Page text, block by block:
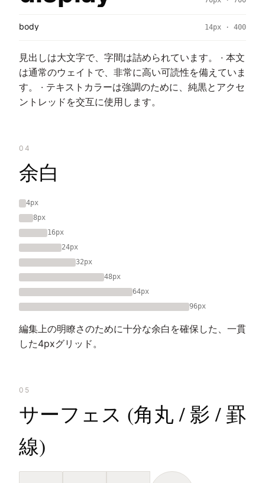
body 14px · 400
見出しは大文字で、字間は詰められています。 · 本文
は通常のウェイトで、非常に高い可読性を備えていま
す。 · テキストカラーは強調のために、純黒とアクセ
ントレッドを交互に使用します。
04
余白
4px
8px
16px
24px
32px
48px
64px
96px
編集上の明瞭さのために十分な余白を確保した、一貫
した4pxグリッド。
05
サーフェス (角丸 / 影 / 罫
線)